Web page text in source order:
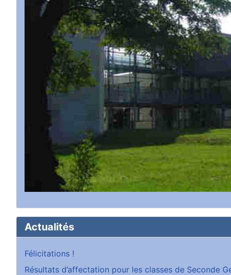
Actualités
Félicitations !
Résultats d’affectation pour les classes de Seconde